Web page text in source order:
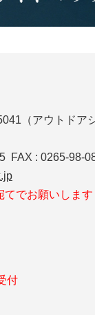
（アウトドア
FAX : 0265-98-
でお願いします
付